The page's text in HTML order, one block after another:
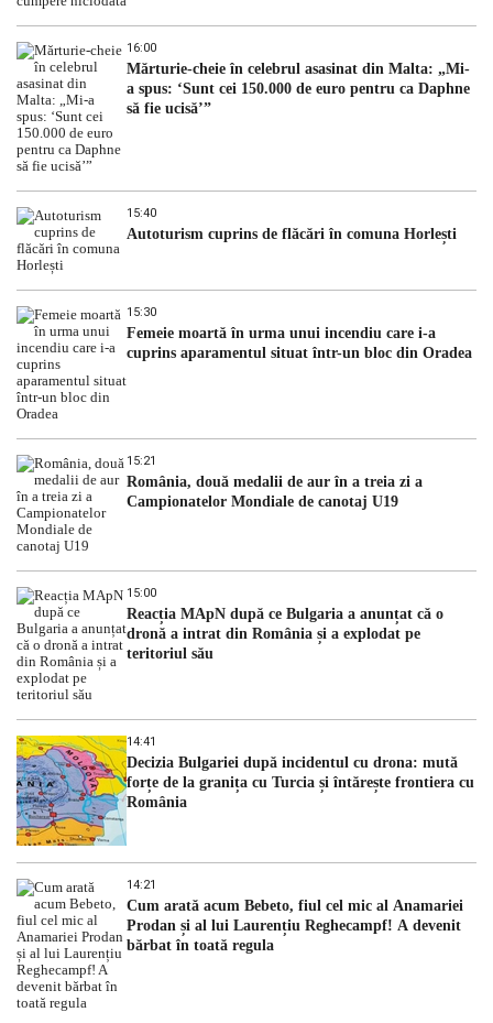
16:00
Mărturie-cheie în celebrul asasinat din Malta: „Mi-
a spus: ‘Sunt cei 150.000 de euro pentru ca Daphne
să fie ucisă’”
15:40
Autoturism cuprins de flăcări în comuna Horlești
15:30
Femeie moartă în urma unui incendiu care i-a
cuprins aparamentul situat într-un bloc din Oradea
15:21
România, două medalii de aur în a treia zi a
Campionatelor Mondiale de canotaj U19
15:00
Reacția MApN după ce Bulgaria a anunțat că o
dronă a intrat din România și a explodat pe
teritoriul său
14:41
Decizia Bulgariei după incidentul cu drona: mută
forțe de la granița cu Turcia și întărește frontiera cu
România
14:21
Cum arată acum Bebeto, fiul cel mic al Anamariei
Prodan și al lui Laurențiu Reghecampf! A devenit
bărbat în toată regula